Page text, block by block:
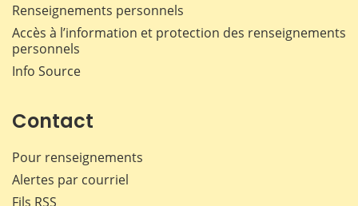
Renseignements personnels
Accès à l’information et protection des renseignements
personnels
Info Source
Contact
Pour renseignements
Alertes par courriel
Fils RSS